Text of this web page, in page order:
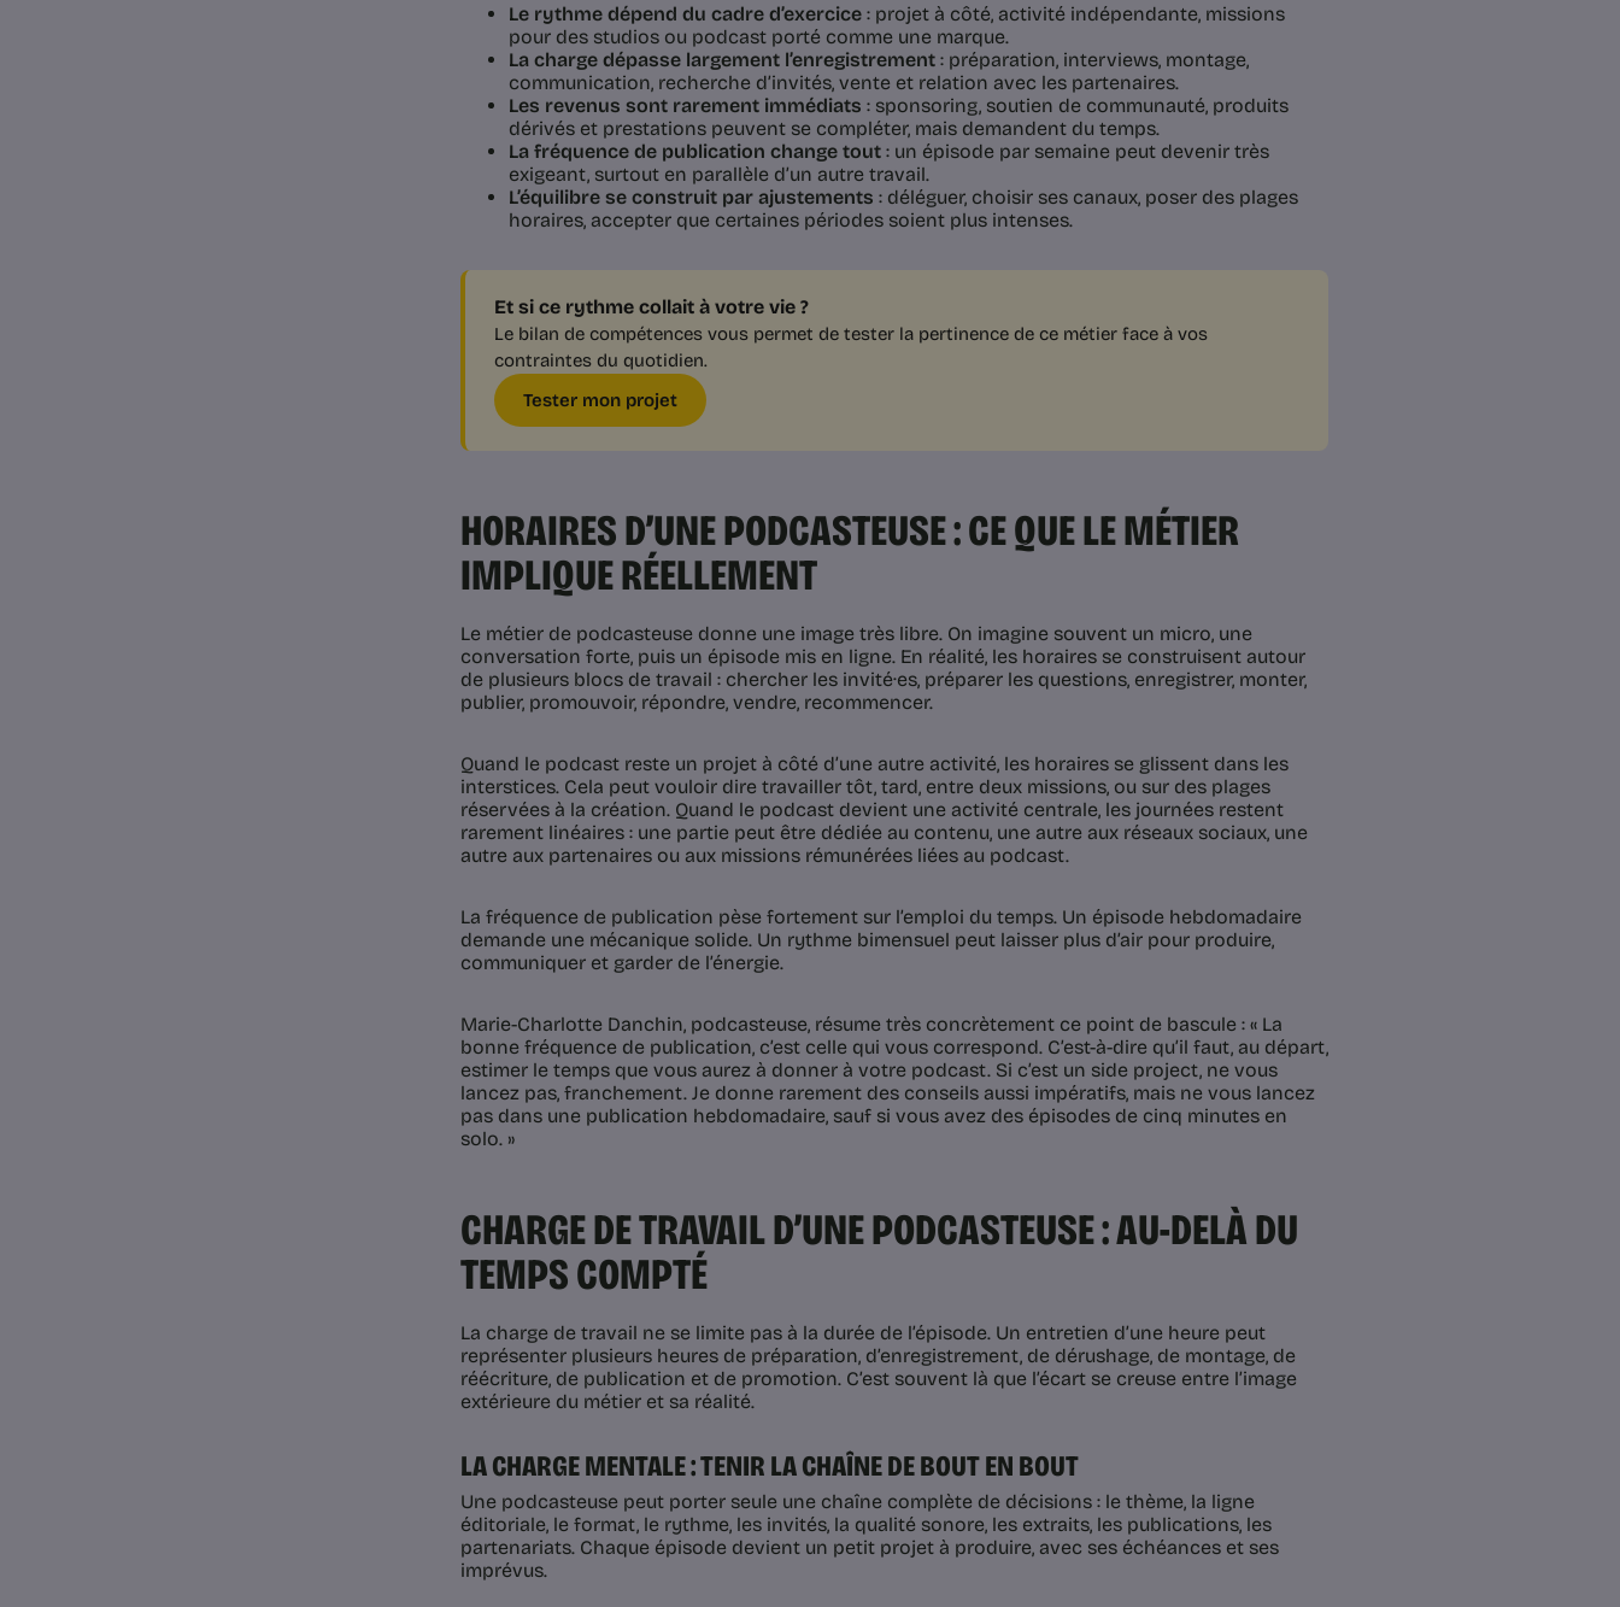
Le rythme dépend du cadre d’exercice : projet à côté, activité indépendante, missions
pour des studios ou podcast porté comme une marque.
La charge dépasse largement l’enregistrement : préparation, interviews, montage,
communication, recherche d’invités, vente et relation avec les partenaires.
Les revenus sont rarement immédiats : sponsoring, soutien de communauté, produits
dérivés et prestations peuvent se compléter, mais demandent du temps.
La fréquence de publication change tout : un épisode par semaine peut devenir très
exigeant, surtout en parallèle d’un autre travail.
L’équilibre se construit par ajustements : déléguer, choisir ses canaux, poser des plages
horaires, accepter que certaines périodes soient plus intenses.
Et si ce rythme collait à votre vie ?
Le bilan de compétences vous permet de tester la pertinence de ce métier face à vos
contraintes du quotidien.
Tester mon projet
HORAIRES D’UNE PODCASTEUSE : CE QUE LE MÉTIER
IMPLIQUE RÉELLEMENT
Le métier de podcasteuse donne une image très libre. On imagine souvent un micro, une
conversation forte, puis un épisode mis en ligne. En réalité, les horaires se construisent autour
de plusieurs blocs de travail : chercher les invité·es, préparer les questions, enregistrer, monter,
publier, promouvoir, répondre, vendre, recommencer.
Quand le podcast reste un projet à côté d’une autre activité, les horaires se glissent dans les
interstices. Cela peut vouloir dire travailler tôt, tard, entre deux missions, ou sur des plages
réservées à la création. Quand le podcast devient une activité centrale, les journées restent
rarement linéaires : une partie peut être dédiée au contenu, une autre aux réseaux sociaux, une
autre aux partenaires ou aux missions rémunérées liées au podcast.
La fréquence de publication pèse fortement sur l’emploi du temps. Un épisode hebdomadaire
demande une mécanique solide. Un rythme bimensuel peut laisser plus d’air pour produire,
communiquer et garder de l’énergie.
Marie-Charlotte Danchin, podcasteuse, résume très concrètement ce point de bascule : « La
bonne fréquence de publication, c’est celle qui vous correspond. C’est-à-dire qu’il faut, au départ,
estimer le temps que vous aurez à donner à votre podcast. Si c’est un side project, ne vous
lancez pas, franchement. Je donne rarement des conseils aussi impératifs, mais ne vous lancez
pas dans une publication hebdomadaire, sauf si vous avez des épisodes de cinq minutes en
solo. »
CHARGE DE TRAVAIL D’UNE PODCASTEUSE : AU-DELÀ DU
TEMPS COMPTÉ
La charge de travail ne se limite pas à la durée de l’épisode. Un entretien d’une heure peut
représenter plusieurs heures de préparation, d’enregistrement, de dérushage, de montage, de
réécriture, de publication et de promotion. C’est souvent là que l’écart se creuse entre l’image
extérieure du métier et sa réalité.
LA CHARGE MENTALE : TENIR LA CHAÎNE DE BOUT EN BOUT
Une podcasteuse peut porter seule une chaîne complète de décisions : le thème, la ligne
éditoriale, le format, le rythme, les invités, la qualité sonore, les extraits, les publications, les
partenariats. Chaque épisode devient un petit projet à produire, avec ses échéances et ses
imprévus.